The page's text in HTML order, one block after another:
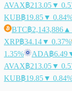
AVAX฿213.05▼
KUB฿19.85▼
BTC฿2,143,886 ▲
XRP฿34.14▼ 0.37%
1.35%
ADA฿6.49
AVAX฿213.05▼
KUB฿19.85▼